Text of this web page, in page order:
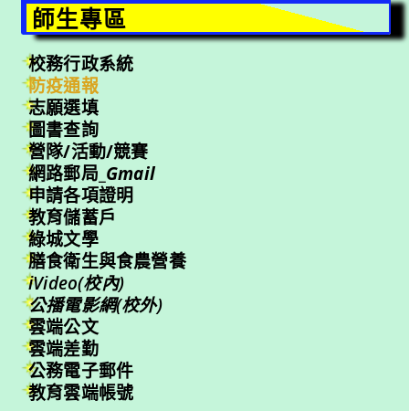
師生專區
校務行政系統
防疫通報
志願選填
圖書查詢
營隊/活動/競賽
網路郵局_ Gmail
申請各項證明
教育儲蓄戶
綠城文學
膳食衛生與食農營養
iVideo(校內)
公播電影網(校外)
雲端公文
雲端差勤
公務電子郵件
教育雲端帳號